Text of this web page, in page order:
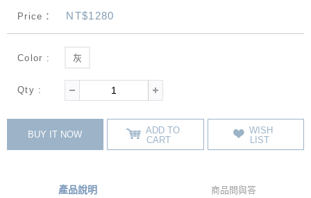
Price： NT$1280
Color : 灰
Qty :
BUY IT NOW
ADD TO
CART
WISH
LIST
產品說明 商品問與答